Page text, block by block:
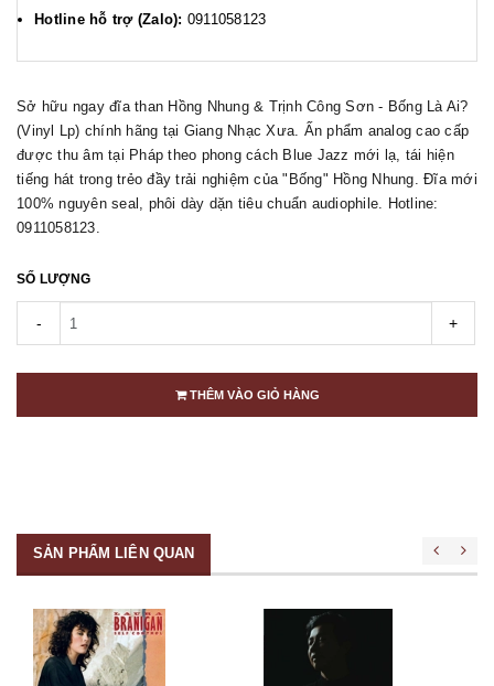
Hotline hỗ trợ (Zalo): 0911058123
Sở hữu ngay đĩa than Hồng Nhung & Trịnh Công Sơn - Bống Là Ai?
(Vinyl Lp) chính hãng tại Giang Nhạc Xưa. Ấn phẩm analog cao cấp
được thu âm tại Pháp theo phong cách Blue Jazz mới lạ, tái hiện
tiếng hát trong trẻo đầy trải nghiệm của "Bống" Hồng Nhung. Đĩa mới
100% nguyên seal, phôi dày dặn tiêu chuẩn audiophile. Hotline:
0911058123.
SỐ LƯỢNG
- +
THÊM VÀO GIỎ HÀNG
SẢN PHẨM LIÊN QUAN